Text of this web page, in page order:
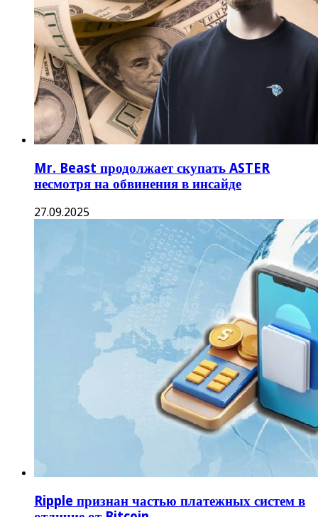
Ripple признан частью платежных систем в
отличие от Bitcoin
Почему не растет Ethereum. Что будет с
ценой «эфира»
Криптотрейдер превратил $2500 в $200 000
на фоне роста цены XRP